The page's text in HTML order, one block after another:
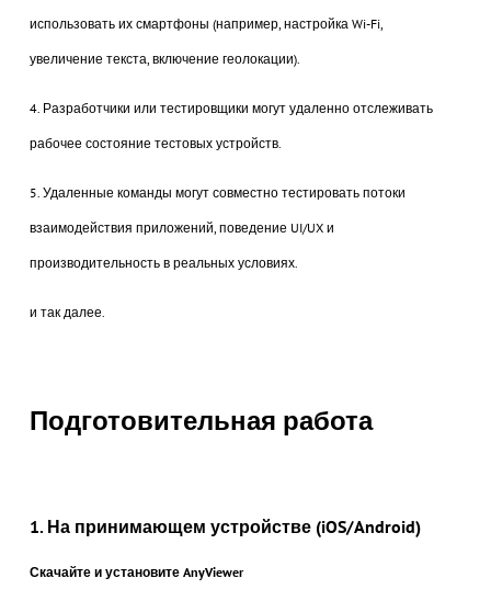
использовать их смартфоны (например, настройка Wi-Fi,
увеличение текста, включение геолокации).
4. Разработчики или тестировщики могут удаленно отслеживать
рабочее состояние тестовых устройств.
5. Удаленные команды могут совместно тестировать потоки
взаимодействия приложений, поведение UI/UX и
производительность в реальных условиях.
и так далее.
Подготовительная работа
1. На принимающем устройстве (iOS/Android)
Скачайте и установите AnyViewer